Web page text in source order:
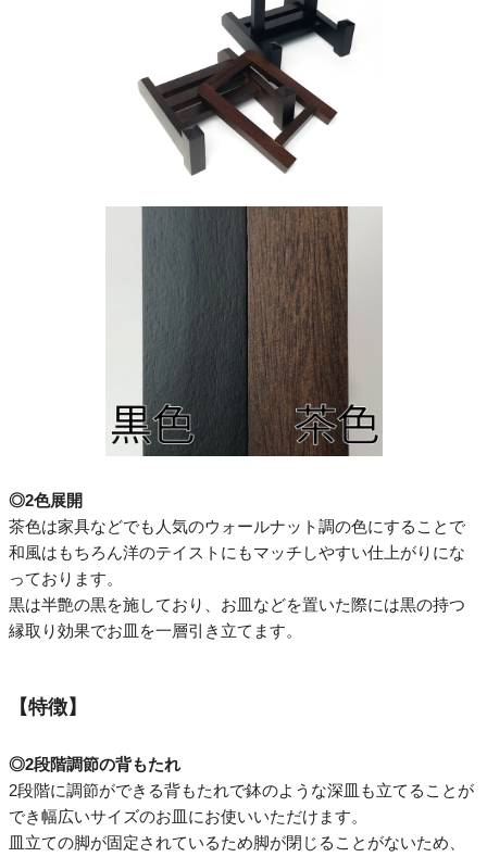
◎2色展開
茶色は家具などでも人気のウォールナット調の色にすることで
和風はもちろん洋のテイストにもマッチしやすい仕上がりにな
っております。
黒は半艶の黒を施しており、お皿などを置いた際には黒の持つ
縁取り効果でお皿を一層引き立てます。
【特徴】
◎2段階調節の背もたれ
2段階に調節ができる背もたれで鉢のような深皿も立てることが
でき幅広いサイズのお皿にお使いいただけます。
皿立ての脚が固定されているため脚が閉じることがないため、